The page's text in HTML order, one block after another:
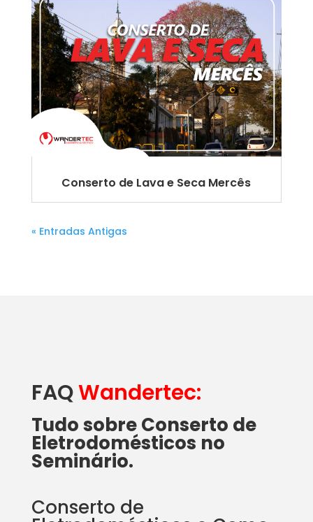
Conserto de Lava e Seca Mercês
« Entradas Antigas
FAQWandertec:
Tudo sobre Conserto de
Eletrodomésticos no
Seminário.
Conserto de